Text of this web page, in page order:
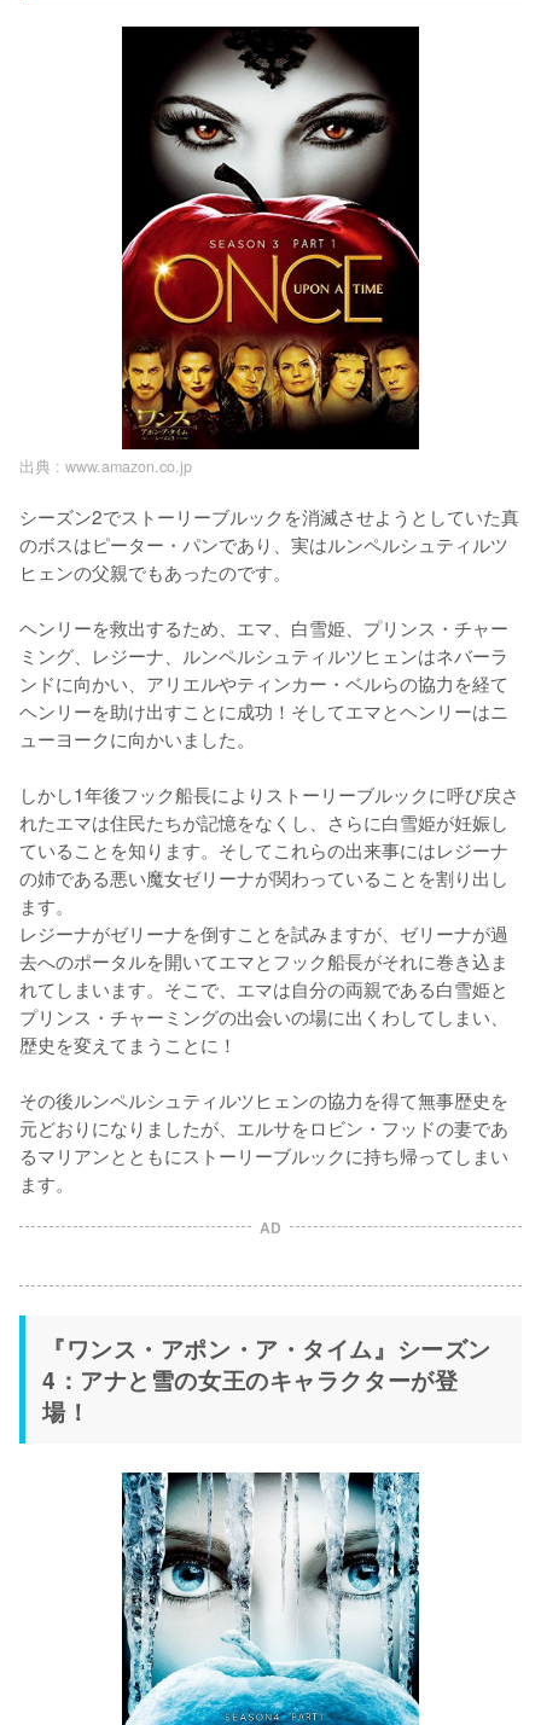
出典 : www.amazon.co.jp
シーズン2でストーリーブルックを消滅させようとしていた真
のボスはピーター・パンであり、実はルンペルシュティルツ
ヒェンの父親でもあったのです。
ヘンリーを救出するため、エマ、白雪姫、プリンス・チャー
ミング、レジーナ、ルンペルシュティルツヒェンはネバーラ
ンドに向かい、アリエルやティンカー・ベルらの協力を経て
ヘンリーを助け出すことに成功！そしてエマとヘンリーはニ
ューヨークに向かいました。
しかし1年後フック船長によりストーリーブルックに呼び戻さ
れたエマは住民たちが記憶をなくし、さらに白雪姫が妊娠し
ていることを知ります。そしてこれらの出来事にはレジーナ
の姉である悪い魔女ゼリーナが関わっていることを割り出し
ます。
レジーナがゼリーナを倒すことを試みますが、ゼリーナが過
去へのポータルを開いてエマとフック船長がそれに巻き込ま
れてしまいます。そこで、エマは自分の両親である白雪姫と
プリンス・チャーミングの出会いの場に出くわしてしまい、
歴史を変えてまうことに！
その後ルンペルシュティルツヒェンの協力を得て無事歴史を
元どおりになりましたが、エルサをロビン・フッドの妻であ
るマリアンとともにストーリーブルックに持ち帰ってしまい
AD
『ワンス・アポン・ア・タイム』シーズン
4：アナと雪の女王のキャラクターが登
場！